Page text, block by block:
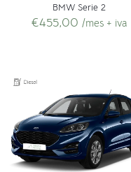
BMW Serie 2
€455,00 /mes + iva